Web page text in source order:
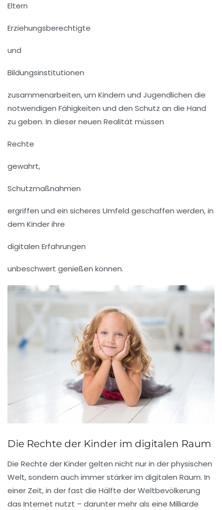
Eltern
Erziehungsberechtigte
und
Bildungsinstitutionen
zusammenarbeiten, um Kindern und Jugendlichen die
notwendigen Fähigkeiten und den Schutz an die Hand
zu geben. In dieser neuen Realität müssen
Rechte
gewahrt,
Schutzmaßnahmen
ergriffen und ein sicheres Umfeld geschaffen werden, in
dem Kinder ihre
digitalen Erfahrungen
unbeschwert genießen können.
Die Rechte der Kinder im digitalen Raum
Die Rechte der Kindergelten nicht nur in der physischen
Welt, sondern auch immer stärker im digitalen Raum. In
einer Zeit, in der fast die Hälfte der Weltbevölkerung
das Internet nutzt – darunter mehr als eine Milliarde